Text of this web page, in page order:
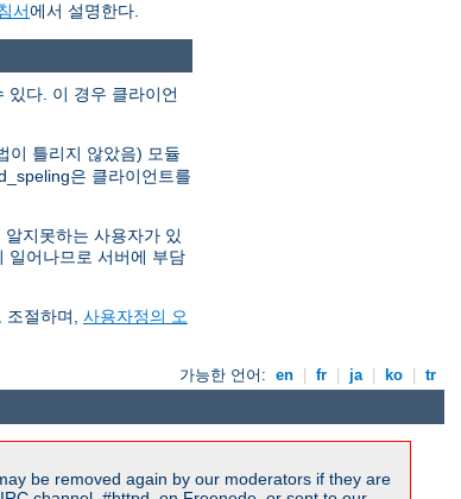
서에서 설명한다.
있다. 이 경우 클라이언
이 틀리지 않았음) 모듈
은 클라이언트를
지못하는 사용자가 있
일어나므로 서버에 부담
조절하며, 사용자정의 오
가능한 언어: en fr ja ko tr
be removed again by our moderators if they are